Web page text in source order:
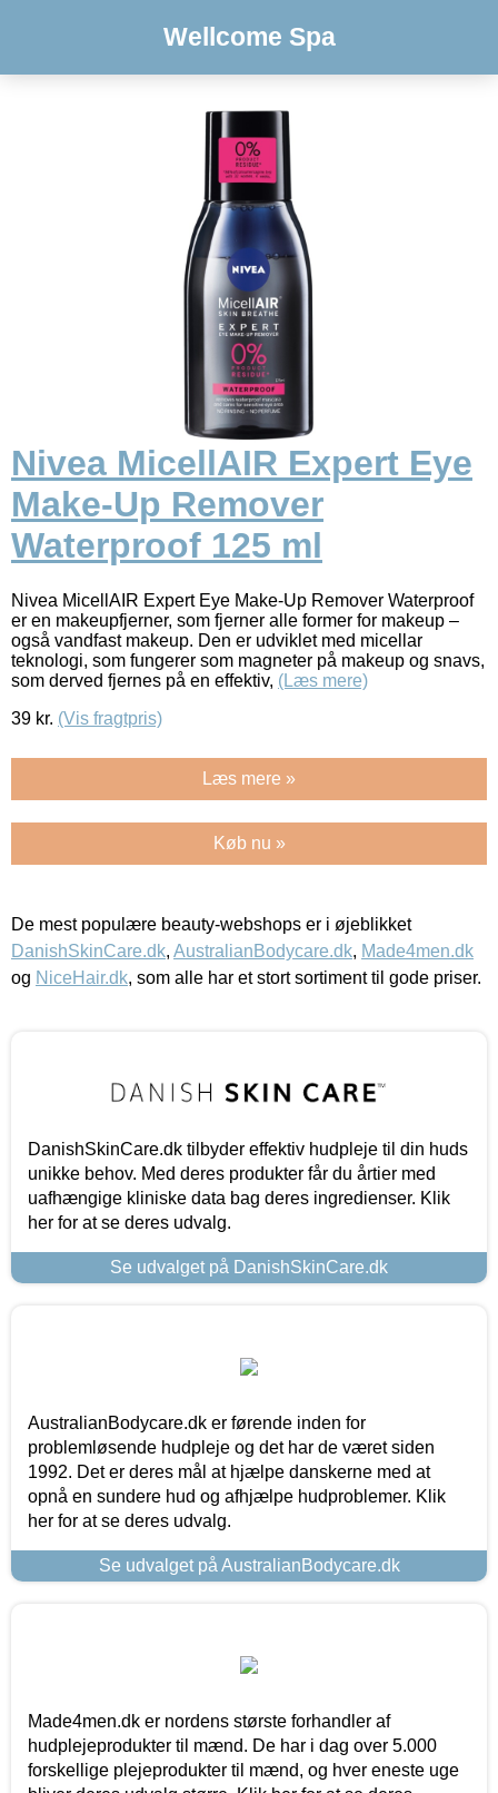
Wellcome Spa
Nivea MicellAIR Expert Eye
Make-Up Remover
Waterproof 125 ml
Nivea MicellAIR Expert Eye Make-Up Remover Waterproof
er en makeupfjerner, som fjerner alle former for makeup –
også vandfast makeup. Den er udviklet med micellar
teknologi, som fungerer som magneter på makeup og snavs,
som derved fjernes på en effektiv, (Læs mere)
39 kr. (Vis fragtpris)
Læs mere »
Køb nu »
De mest populære beauty-webshops er i øjeblikket
DanishSkinCare.dk, AustralianBodycare.dk, Made4men.dk
og NiceHair.dk, som alle har et stort sortiment til gode priser.
DanishSkinCare.dk tilbyder effektiv hudpleje til din huds
unikke behov. Med deres produkter får du årtier med
uafhængige kliniske data bag deres ingredienser. Klik
her for at se deres udvalg.
Se udvalget på DanishSkinCare.dk
AustralianBodycare.dk er førende inden for
problemløsende hudpleje og det har de været siden
1992. Det er deres mål at hjælpe danskerne med at
opnå en sundere hud og afhjælpe hudproblemer. Klik
her for at se deres udvalg.
Se udvalget på AustralianBodycare.dk
Made4men.dk er nordens største forhandler af
hudplejeprodukter til mænd. De har i dag over 5.000
forskellige plejeprodukter til mænd, og hver eneste uge